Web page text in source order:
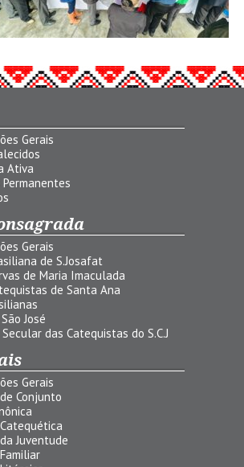
Gerais
Ativa
Gerais
de S.Josafat
de Maria Imaculada
de Santa Ana
José
das Catequistas do S.C.J
Gerais
Conjunto
Juventude